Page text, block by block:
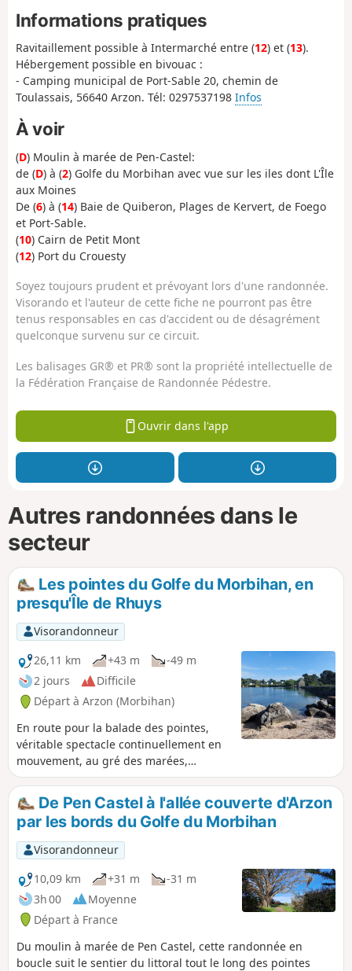
Informations pratiques
Ravitaillement possible à Intermarché entre (12) et (13).
Hébergement possible en bivouac :
- Camping municipal de Port-Sable 20, chemin de
Toulassais, 56640 Arzon. Tél: 0297537198 Infos
À voir
(D) Moulin à marée de Pen-Castel:
de (D) à (2) Golfe du Morbihan avec vue sur les iles dont L'Île
aux Moines
De (6) à (14) Baie de Quiberon, Plages de Kervert, de Foego
et Port-Sable.
(10) Cairn de Petit Mont
(12) Port du Crouesty
Soyez toujours prudent et prévoyant lors d'une randonnée.
Visorando et l'auteur de cette fiche ne pourront pas être
tenus responsables en cas d'accident ou de désagrément
quelconque survenu sur ce circuit.
Les balisages GR® et PR® sont la propriété intellectuelle de
la Fédération Française de Randonnée Pédestre.
Ouvrir dans l'app
Autres randonnées dans le
secteur
Les pointes du Golfe du Morbihan, en
presqu'Île de Rhuys
Visorandonneur
26,11 km
+43 m
-49 m
2 jours
Difficile
Départ à Arzon (Morbihan)
En route pour la balade des pointes,
véritable spectacle continuellement en
mouvement, au gré des marées,
bateaux de croisières et plaisanciers,
oiseaux. Cette randonnée pédestre sur
la presqu'Île de Rhuys offre en deux
étapes, un magnifique panorama sur
les îles du Golfe du Morbihan
De Pen Castel à l'allée couverte d'Arzon
par les bords du Golfe du Morbihan
Visorandonneur
10,09 km
+31 m
-31 m
3h 00
Moyenne
Départ à France
Du moulin à marée de Pen Castel, cette randonnée en
boucle suit le sentier du littoral tout le long des pointes